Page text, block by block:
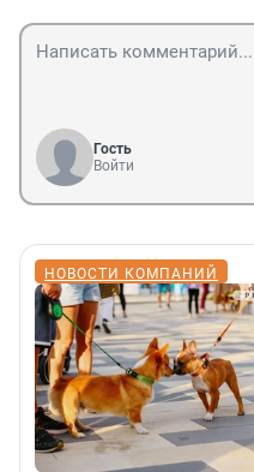
Гость
Войти
НОВОСТИ КОМПАНИЙ